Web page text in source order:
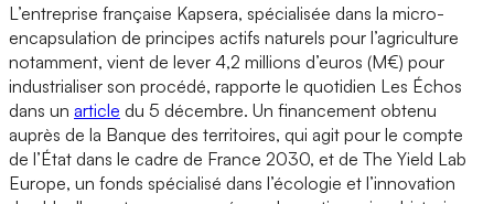
L’entreprise française Kapsera, spécialisée dans la micro-
encapsulation de principes actifs naturels pour l’agriculture
notamment, vient de lever 4,2 millions d’euros (M€) pour
industrialiser son procédé, rapporte le quotidien Les Échos
dans un article du 5 décembre. Un financement obtenu
auprès de la Banque des territoires, qui agit pour le compte
de l’État dans le cadre de France 2030, et de The Yield Lab
Europe, un fonds spécialisé dans l’écologie et l’innovation